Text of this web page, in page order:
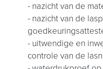
- nazicht van de
- nazicht van de
- uitwendige en
controle van de